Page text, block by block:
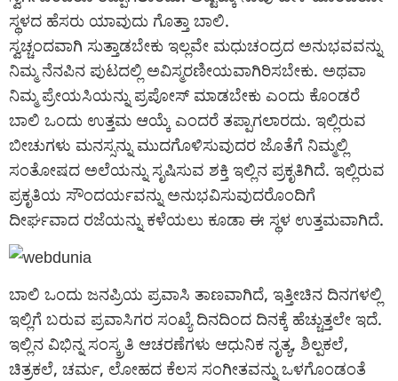
ಸ್ಥಳದ ಹೆಸರು ಯಾವುದು ಗೊತ್ತಾ ಬಾಲಿ.
ಸ್ವಚ್ಚಂದವಾಗಿ ಸುತ್ತಾಡಬೇಕು ಇಲ್ಲವೇ ಮಧುಚಂದ್ರದ ಅನುಭವವನ್ನು
ನಿಮ್ಮ ನೆನಪಿನ ಪುಟದಲ್ಲಿ ಅವಿಸ್ಮರಣೀಯವಾಗಿರಿಸಬೇಕು. ಅಥವಾ
ನಿಮ್ಮ ಪ್ರೇಯಸಿಯನ್ನು ಪ್ರಪೋಸ್‌ ಮಾಡಬೇಕು ಎಂದು ಕೊಂಡರೆ
ಬಾಲಿ ಒಂದು ಉತ್ತಮ ಆಯ್ಕೆ ಎಂದರೆ ತಪ್ಪಾಗಲಾರದು. ಇಲ್ಲಿರುವ
ಬೀಚುಗಳು ಮನಸ್ಸನ್ನು ಮುದಗೊಳಿಸುವುದರ ಜೊತೆಗೆ ನಿಮ್ಮಲ್ಲಿ
ಸಂತೋಷದ ಅಲೆಯನ್ನು ಸೃಷಿಸುವ ಶಕ್ತಿ ಇಲ್ಲಿನ ಪ್ರಕೃತಿಗಿದೆ. ಇಲ್ಲಿರುವ
ಪ್ರಕೃತಿಯ ಸೌಂದರ್ಯವನ್ನು ಅನುಭವಿಸುವುದರೊಂದಿಗೆ
ದೀರ್ಘವಾದ ರಜೆಯನ್ನು ಕಳೆಯಲು ಕೂಡಾ ಈ ಸ್ಥಳ ಉತ್ತಮವಾಗಿದೆ.
ಬಾಲಿ ಒಂದು ಜನಪ್ರಿಯ ಪ್ರವಾಸಿ ತಾಣವಾಗಿದೆ, ಇತ್ತೀಚಿನ ದಿನಗಳಲ್ಲಿ
ಇಲ್ಲಿಗೆ ಬರುವ ಪ್ರವಾಸಿಗರ ಸಂಖ್ಯೆ ದಿನದಿಂದ ದಿನಕ್ಕೆ ಹೆಚ್ಚುತ್ತಲೇ ಇದೆ.
ಇಲ್ಲಿನ ವಿಭಿನ್ನ ಸಂಸ್ಕ್ರತಿ ಆಚರಣೆಗಳು ಆಧುನಿಕ ನೃತ್ಯ, ಶಿಲ್ಪಕಲೆ,
ಚಿತ್ರಕಲೆ, ಚರ್ಮ, ಲೋಹದ ಕೆಲಸ ಸಂಗೀತವನ್ನು ಒಳಗೊಂಡಂತೆ